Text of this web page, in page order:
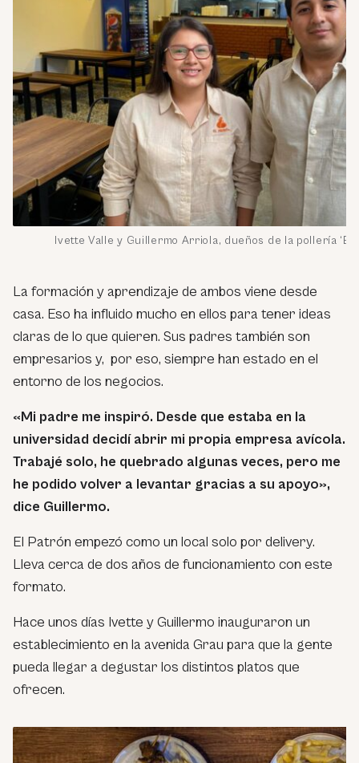
Ivette Valle y Guillermo Arriola, dueños de la pollería ‘El
La formación y aprendizaje de ambos viene desde
casa. Eso ha influido mucho en ellos para tener ideas
claras de lo que quieren. Sus padres también son
empresarios y, por eso, siempre han estado en el
entorno de los negocios.
«Mi padre me inspiró. Desde que estaba en la
universidad decidí abrir mi propia empresa avícola.
Trabajé solo, he quebrado algunas veces, pero me
he podido volver a levantar gracias a su apoyo»,
dice Guillermo.
El Patrón empezó como un local solo por delivery.
Lleva cerca de dos años de funcionamiento con este
formato.
Hace unos días Ivette y Guillermo inauguraron un
establecimiento en la avenida Grau para que la gente
pueda llegar a degustar los distintos platos que
ofrecen.